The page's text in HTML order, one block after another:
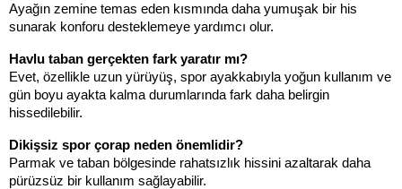
Ayağın zemine temas eden kısmında daha yumuşak bir his
sunarak konforu desteklemeye yardımcı olur.
Havlu taban gerçekten fark yaratır mı?
Evet, özellikle uzun yürüyüş, spor ayakkabıyla yoğun kullanım ve
gün boyu ayakta kalma durumlarında fark daha belirgin
hissedilebilir.
Dikişsiz spor çorap neden önemlidir?
Parmak ve taban bölgesinde rahatsızlık hissini azaltarak daha
pürüzsüz bir kullanım sağlayabilir.